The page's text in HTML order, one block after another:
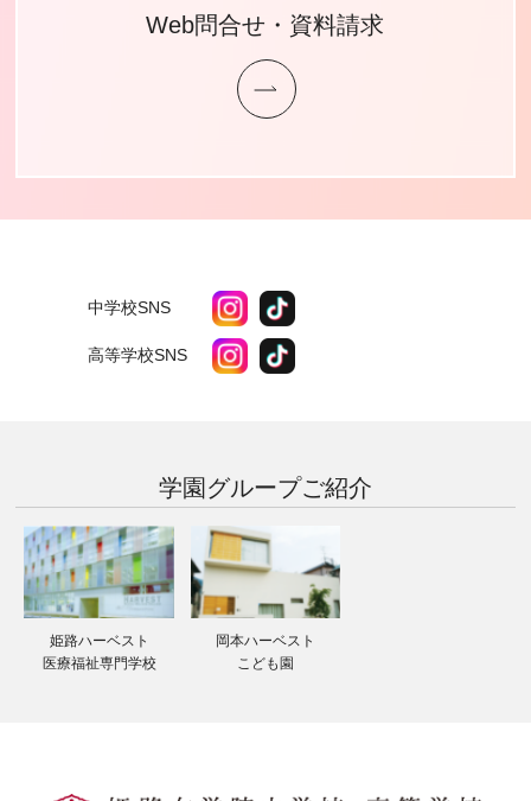
Web問合せ・資料請求
中学校SNS
高等学校SNS
学園グループご紹介
姫路ハーベスト
医療福祉専門学校
岡本ハーベスト
こども園